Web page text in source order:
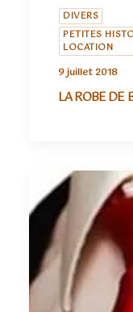
DIVERS
PETITES
LOCATION
9 juillet 2018
LA ROBE DE